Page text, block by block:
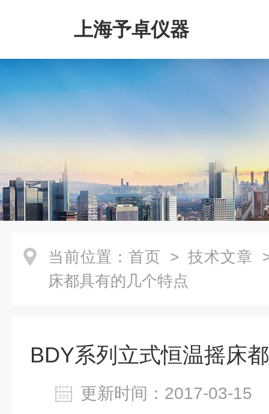
上海予卓仪器
当前位置： 首页 > 技术文章
床都具有的几个特点
BDY系列立式恒温摇床
更新时间：2017-03-